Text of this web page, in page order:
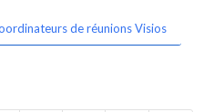
de réunions Visios